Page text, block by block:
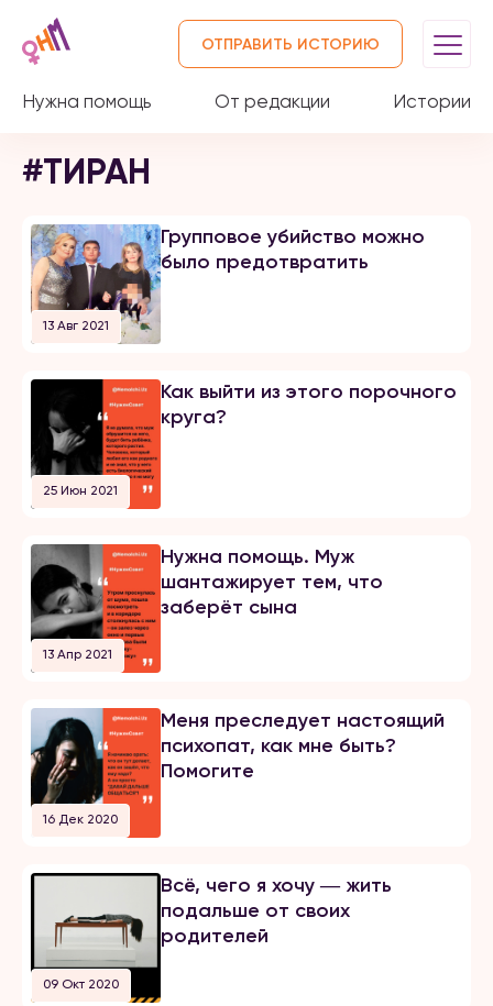
Нужна помощь От редакции Истории
ОТПРАВИТЬ ИСТОРИЮ
#ТИРАН
13 Авг 2021
Групповое убийство можно
было предотвратить
25 Июн 2021
Как выйти из этого порочного
круга?
13 Апр 2021
Нужна помощь. Муж
шантажирует тем, что
заберёт сына
16 Дек 2020
Меня преследует настоящий
психопат, как мне быть?
Помогите
09 Окт 2020
Всё, чего я хочу ― жить
подальше от своих
родителей